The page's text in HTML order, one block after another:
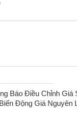
Báo Điều Chỉnh Giá
Động Giá Nguyên